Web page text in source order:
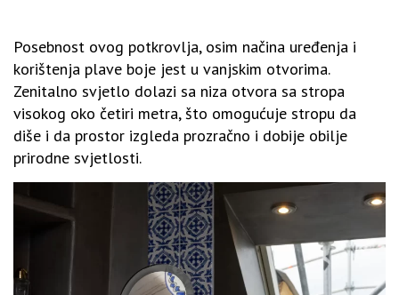
Posebnost ovog potkrovlja, osim načina uređenja i
korištenja plave boje jest u vanjskim otvorima.
Zenitalno svjetlo dolazi sa niza otvora sa stropa
visokog oko četiri metra, što omogućuje stropu da
diše i da prostor izgleda prozračno i dobije obilje
prirodne svjetlosti.